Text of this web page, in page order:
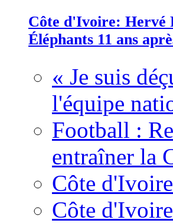
Côte d'Ivoire: Hervé
Éléphants 11 ans
« Je suis
l'équipe
Football :
entraîner la
Côte
Côte